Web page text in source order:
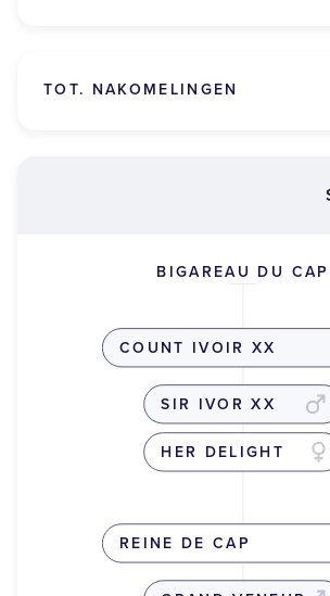
TOT. NAKOMELINGEN
BIGAREAU DU CAP
COUNT IVOIR XX
REINE DE CAP
SIR IVOR XX
HER DELIGHT